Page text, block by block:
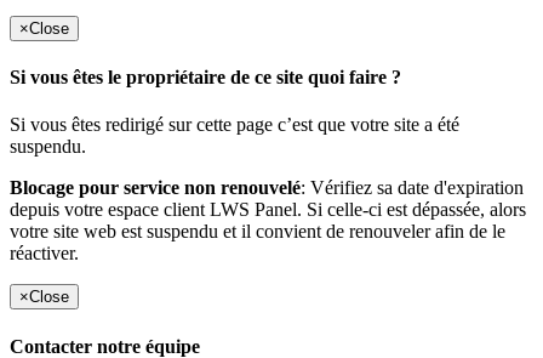
×Close
Si vous êtes le propriétaire de ce site quoi faire ?
Si vous êtes redirigé sur cette page c’est que votre site a été
suspendu.
Blocage pour service non renouvelé: Vérifiez sa date d'expiration
depuis votre espace client LWS Panel. Si celle-ci est dépassée, alors
votre site web est suspendu et il convient de renouveler afin de le
réactiver.
×Close
Contacter notre équipe